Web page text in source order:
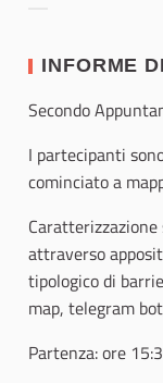
INFORME
Secondo
I partecipanti
cominciato a
attraverso
tipologico di
map, telegram
Partenza: ore